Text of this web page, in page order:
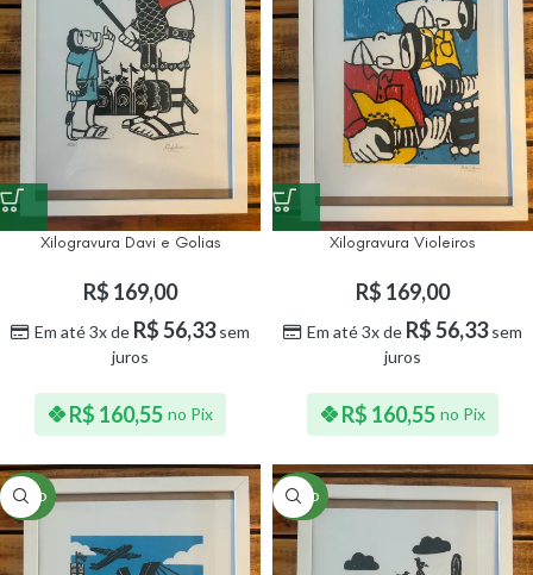
Xilogravura Davi e Golias
R$ 169,00
Em até 3x de R$56,33sem
juros
R$ 160,55 no Pix
Xilogravura Violeiros
R$ 169,00
Em até 3x de R$56,33sem
juros
R$ 160,55 no Pix
NOVO NOVO